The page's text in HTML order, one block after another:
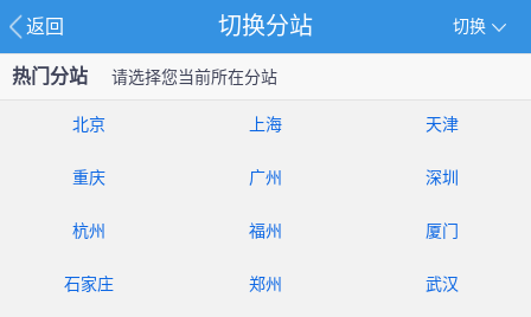
返回 切换
切换分站
热门分站 请选择您当前所在分站
北京 上海 天津
重庆 广州 深圳
杭州 福州 厦门
石家庄 郑州 武汉